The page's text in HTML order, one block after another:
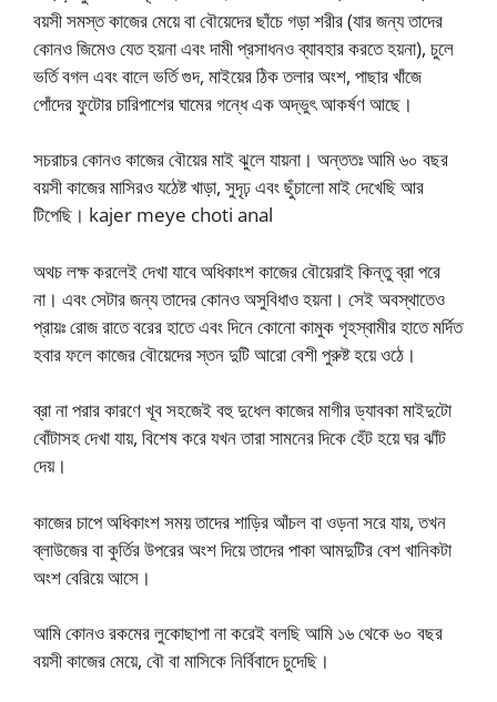
বয়সী সমস্ত কাজের মেয়ে বা বৌয়েদের ছাঁচে গড়া শরীর (যার জন্য তাদের
কোনও জিমেও যেত হয়না এবং দামী প্রসাধনও ব্যাবহার করতে হয়না), চুলে
ভর্তি বগল এবং বালে ভর্তি গুদ, মাইয়ের ঠিক তলার অংশ, পাছার খাঁজে
পোঁদের ফুটোর চারিপাশের ঘামের গন্ধে এক অদ্ভুৎ আকর্ষণ আছে।
সচরাচর কোনও কাজের বৌয়ের মাই ঝুলে যায়না। অন্ততঃ আমি ৬০ বছর
বয়সী কাজের মাসিরও যঠেষ্ট খাড়া, সুদৃঢ় এবং ছুঁচালো মাই দেখেছি আর
টিপেছি। kajer meye choti anal
অথচ লক্ষ করলেই দেখা যাবে অধিকাংশ কাজের বৌয়েরাই কিন্তু ব্রা পরে
না। এবং সেটার জন্য তাদের কোনও অসুবিধাও হয়না। সেই অবস্থাতেও
প্রায়ঃ রোজ রাতে বরের হাতে এবং দিনে কোনো কামুক গৃহস্বামীর হাতে মর্দিত
হবার ফলে কাজের বৌয়েদের স্তন দুটি আরো বেশী পুরুষ্ট হয়ে ওঠে।
ব্রা না পরার কারণে খূব সহজেই বহু দুধেল কাজের মাগীর ড্যাবকা মাইদুটো
বোঁটাসহ দেখা যায়, বিশেষ করে যখন তারা সামনের দিকে হেঁট হয়ে ঘর ঝাঁট
দেয়।
কাজের চাপে অধিকাংশ সময় তাদের শাড়ির আঁচল বা ওড়না সরে যায়, তখন
ব্লাউজের বা কুর্তির উপরের অংশ দিয়ে তাদের পাকা আমদুটির বেশ খানিকটা
অংশ বেরিয়ে আসে।
আমি কোনও রকমের লুকোছাপা না করেই বলছি আমি ১৬ থেকে ৬০ বছর
বয়সী কাজের মেয়ে, বৌ বা মাসিকে নির্বিবাদে চুদেছি।